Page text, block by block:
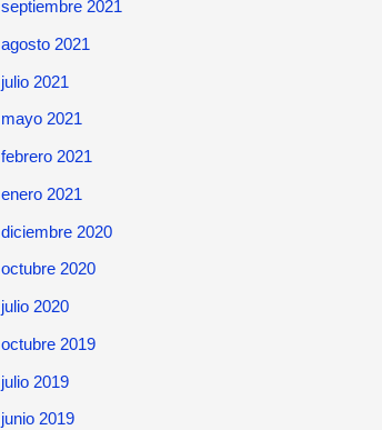
septiembre 2021
agosto 2021
julio 2021
mayo 2021
febrero 2021
enero 2021
diciembre 2020
octubre 2020
julio 2020
octubre 2019
julio 2019
junio 2019